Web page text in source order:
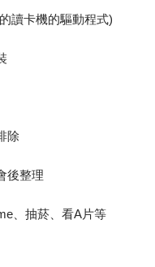
讀卡機的驅動程式)
除
後整理
、抽菸、看A片等